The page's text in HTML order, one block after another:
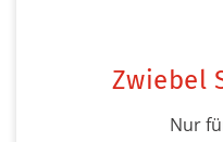
Zwiebel
Nur